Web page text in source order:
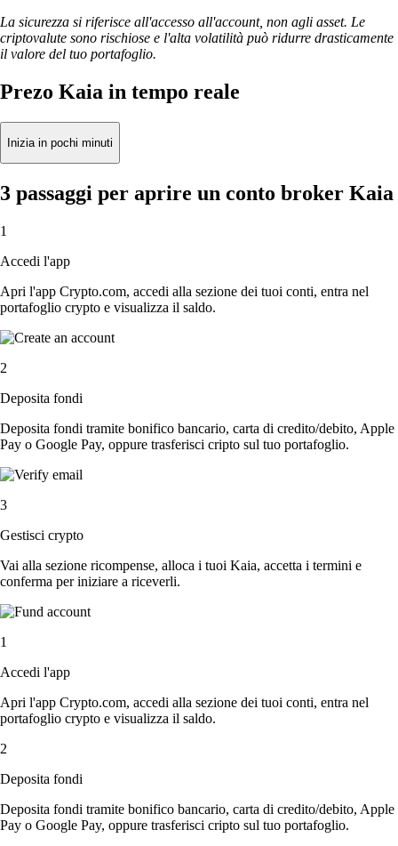
La sicurezza si riferisce all'accesso all'account, non agli asset. Le
criptovalute sono rischiose e l'alta volatilità può ridurre drasticamente
il valore del tuo portafoglio.
Prezo Kaia in tempo reale
Inizia in pochi minuti
3 passaggi per aprire un conto broker Kaia
1
Accedi l'app
Apri l'app Crypto.com, accedi alla sezione dei tuoi conti, entra nel
portafoglio crypto e visualizza il saldo.
2
Deposita fondi
Deposita fondi tramite bonifico bancario, carta di credito/debito, Apple
Pay o Google Pay, oppure trasferisci cripto sul tuo portafoglio.
3
Gestisci crypto
Vai alla sezione ricompense, alloca i tuoi Kaia, accetta i termini e
conferma per iniziare a riceverli.
1
Accedi l'app
Apri l'app Crypto.com, accedi alla sezione dei tuoi conti, entra nel
portafoglio crypto e visualizza il saldo.
2
Deposita fondi
Deposita fondi tramite bonifico bancario, carta di credito/debito, Apple
Pay o Google Pay, oppure trasferisci cripto sul tuo portafoglio.